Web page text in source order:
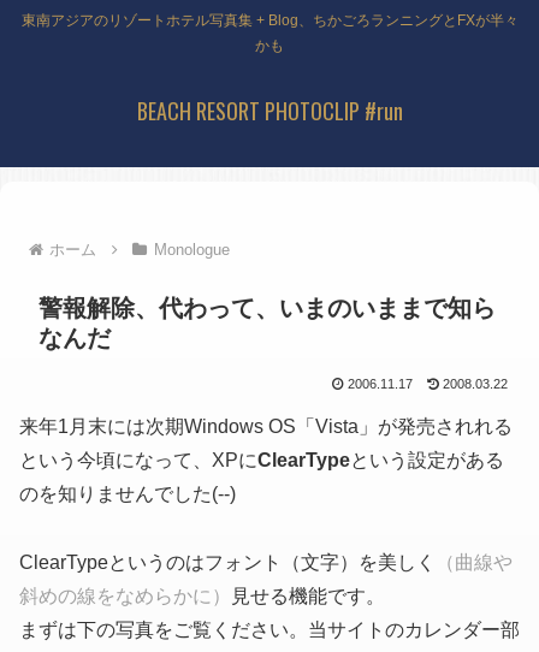
東南アジアのリゾートホテル写真集 + Blog、ちかごろランニングとFXが半々
かも
BEACH RESORT PHOTOCLIP #run
ホーム Monologue
警報解除、代わって、いまのいままで知ら
なんだ
2006.11.17 2008.03.22
来年1月末には次期Windows OS「Vista」が発売されれる
という今頃になって、XPにClearTypeという設定がある
のを知りませんでした(--)
ClearTypeというのはフォント（文字）を美しく
（曲線や
斜めの線をなめらかに）
見せる機能です。
まずは下の写真をご覧ください。当サイトのカレンダー部